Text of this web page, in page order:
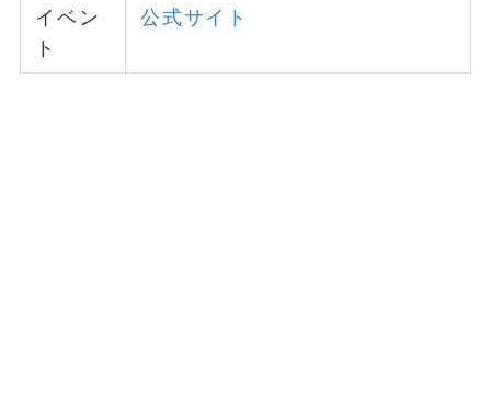
イベン
ト
公式サイト